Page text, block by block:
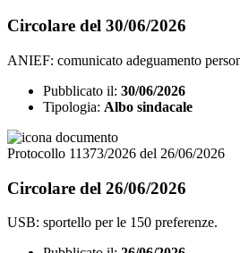
Circolare del 30/06/2026
ANIEF: comunicato adeguamento
Pubblicato il: 30/06/2026
Tipologia: Albo sindacale
Protocollo 11373/2026 del 26/06/2026
Circolare del 26/06/2026
USB: sportello per le 150 preferenze.